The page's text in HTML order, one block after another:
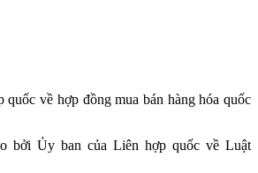
quốc về hợp đồng mua bán hàng hóa quốc
bởi Ủy ban của Liên hợp quốc về Luật